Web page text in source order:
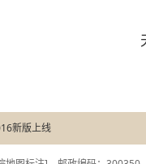
新版上线